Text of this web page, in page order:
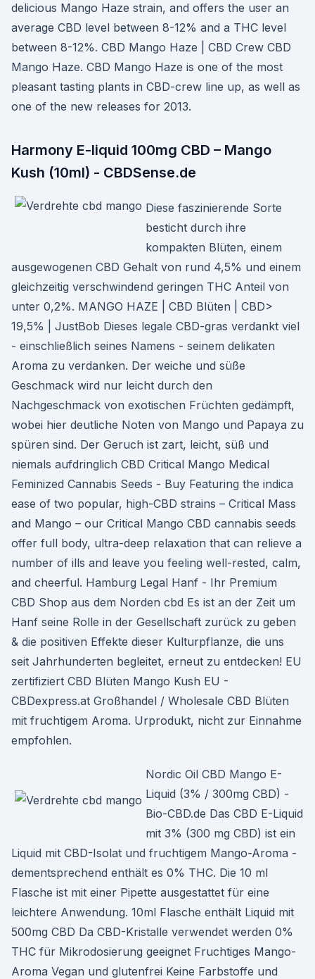
delicious Mango Haze strain, and offers the user an
average CBD level between 8-12% and a THC level
between 8-12%. CBD Mango Haze | CBD Crew CBD
Mango Haze. CBD Mango Haze is one of the most
pleasant tasting plants in CBD-crew line up, as well as
one of the new releases for 2013.
Harmony E-liquid 100mg CBD – Mango
Kush (10ml) - CBDSense.de
Diese faszinierende Sorte
besticht durch ihre
kompakten Blüten, einem
ausgewogenen CBD Gehalt von rund 4,5% und einem
gleichzeitig verschwindend geringen THC Anteil von
unter 0,2%. MANGO HAZE | CBD Blüten | CBD>
19,5% | JustBob Dieses legale CBD-gras verdankt viel
- einschließlich seines Namens - seinem delikaten
Aroma zu verdanken. Der weiche und süße
Geschmack wird nur leicht durch den
Nachgeschmack von exotischen Früchten gedämpft,
wobei hier deutliche Noten von Mango und Papaya zu
spüren sind. Der Geruch ist zart, leicht, süß und
niemals aufdringlich CBD Critical Mango Medical
Feminized Cannabis Seeds - Buy Featuring the indica
ease of two popular, high-CBD strains – Critical Mass
and Mango – our Critical Mango CBD cannabis seeds
offer full body, ultra-deep relaxation that can relieve a
number of ills and leave you feeling well-rested, calm,
and cheerful. Hamburg Legal Hanf - Ihr Premium
CBD Shop aus dem Norden cbd Es ist an der Zeit um
Hanf seine Rolle in der Gesellschaft zurück zu geben
& die positiven Effekte dieser Kulturpflanze, die uns
seit Jahrhunderten begleitet, erneut zu entdecken! EU
zertifiziert CBD Blüten Mango Kush EU -
CBDexpress.at Großhandel / Wholesale CBD Blüten
mit fruchtigem Aroma. Urprodukt, nicht zur Einnahme
empfohlen.
Nordic Oil CBD Mango E-
Liquid (3% / 300mg CBD) -
Bio-CBD.de Das CBD E-Liquid
mit 3% (300 mg CBD) ist ein
Liquid mit CBD-Isolat und fruchtigem Mango-Aroma -
dementsprechend enthält es 0% THC. Die 10 ml
Flasche ist mit einer Pipette ausgestattet für eine
leichtere Anwendung. 10ml Flasche enthält Liquid mit
500mg CBD Da CBD-Kristalle verwendet werden 0%
THC für Mikrodosierung geeignet Fruchtiges Mango-
Aroma Vegan und glutenfrei Keine Farbstoffe und